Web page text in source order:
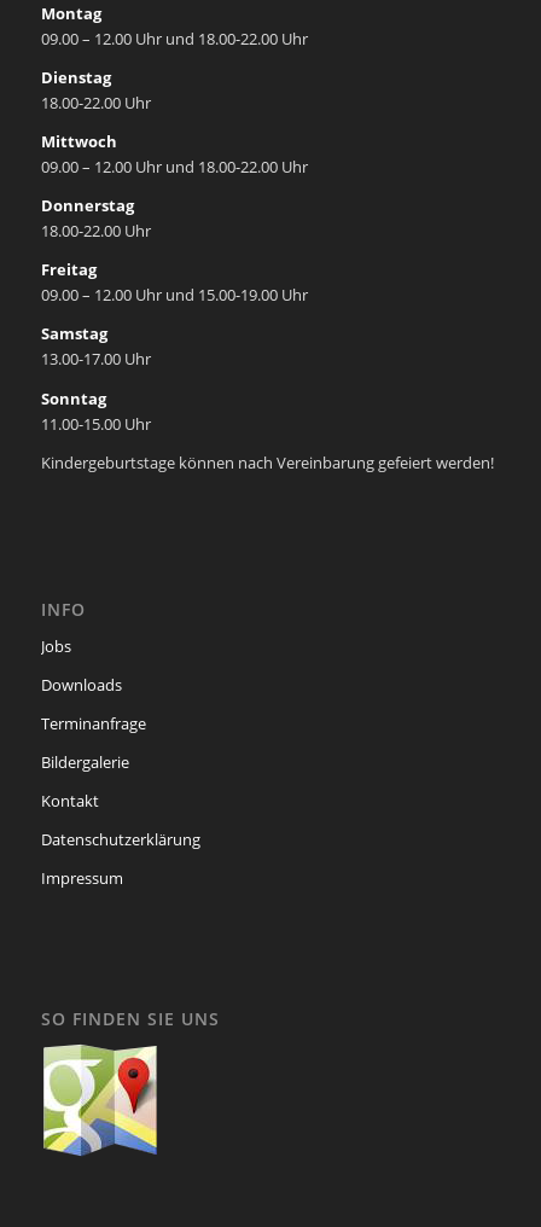
Montag
09.00 – 12.00 Uhr und 18.00-22.00 Uhr
Dienstag
18.00-22.00 Uhr
Mittwoch
09.00 – 12.00 Uhr und 18.00-22.00 Uhr
Donnerstag
18.00-22.00 Uhr
Freitag
09.00 – 12.00 Uhr und 15.00-19.00 Uhr
Samstag
13.00-17.00 Uhr
Sonntag
11.00-15.00 Uhr
Kindergeburtstage können nach Vereinbarung gefeiert werden!
INFO
Jobs
Downloads
Terminanfrage
Bildergalerie
Kontakt
Datenschutzerklärung
Impressum
SO FINDEN SIE UNS